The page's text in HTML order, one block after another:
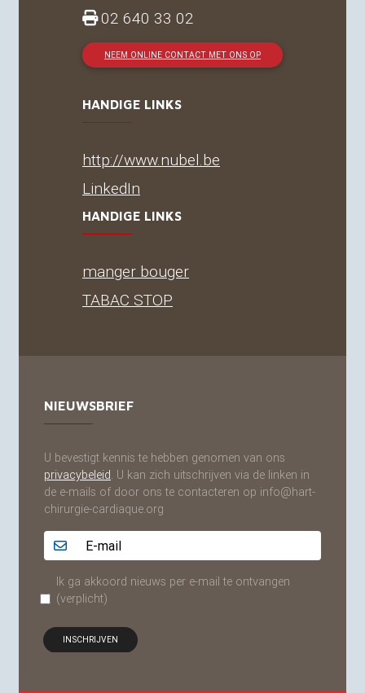
02 640 33 02
NEEM ONLINE CONTACT MET ONS OP
HANDIGE LINKS
http://www.nubel.be
LinkedIn
HANDIGE LINKS
manger bouger
TABAC STOP
NIEUWSBRIEF
U bevestigt kennis te hebben genomen van ons
privacybeleid. U kan zich uitschrijven via de linken in
de e-mails of door ons te contacteren op info@hart-
chirurgie-cardiaque.org
Adresse email...
Ik ga akkoord nieuws per e-mail te ontvangen
(verplicht)